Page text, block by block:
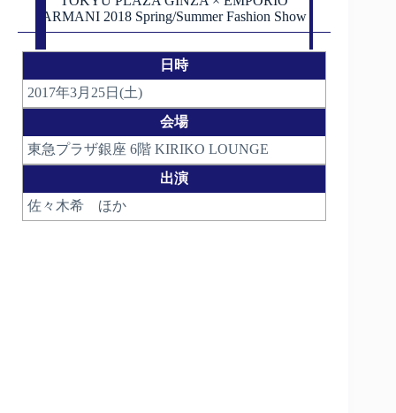
ARMANI 2018 Spring/Summer Fashion Show
日時
2017年3月25日(土)
会場
東急プラザ銀座 6階 KIRIKO LOUNGE
出演
佐々木希 ほか